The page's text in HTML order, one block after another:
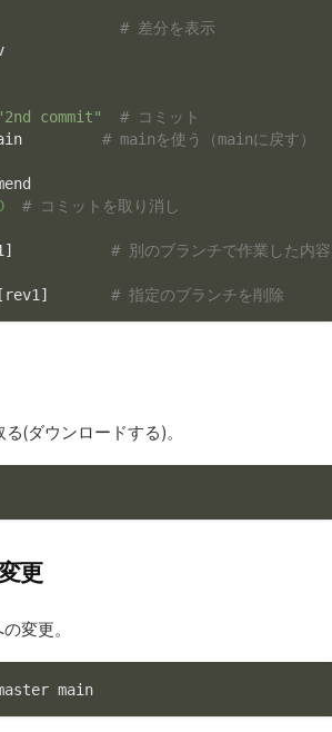
# 差分を表示
commit"
# コミット
main # mainを使う（mainに戻す）
# コミットを取り消し
[rev1] # 別のブランチで作業した内
-d [rev1] # 指定のブランチを削除
(ダウンロードする)。
更
変更。
main